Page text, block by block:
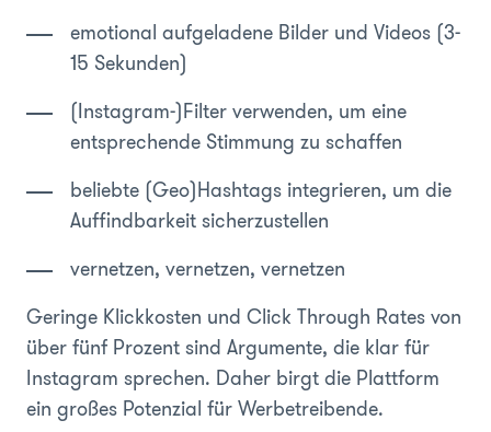
emotional aufgeladene Bilder und Videos (3-
15 Sekunden)
(Instagram-)Filter verwenden, um eine
entsprechende Stimmung zu schaffen
beliebte (Geo)Hashtags integrieren, um die
Auffindbarkeit sicherzustellen
vernetzen, vernetzen, vernetzen
Geringe Klickkosten und Click Through Rates von
über fünf Prozent sind Argumente, die klar für
Instagram sprechen. Daher birgt die Plattform
ein großes Potenzial für Werbetreibende.